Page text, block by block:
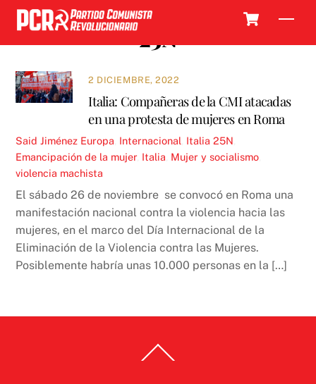
Skip
content
25N
2 DICIEMBRE, 2022
Italia: Compañeras de la CMI atacadas
en una protesta de mujeres en Roma
Said Jiménez Europa Internacional Italia 25N
Emancipación de la mujer, Italia Mujer y socialismo
violencia machista
El sábado 26 de noviembre se convocó en Roma una
manifestación nacional contra la violencia hacia las
mujeres, en el marco del Día Internacional de la
Eliminación de la Violencia contra las Mujeres.
Posiblemente habría unas 10.000 personas en la […]
To